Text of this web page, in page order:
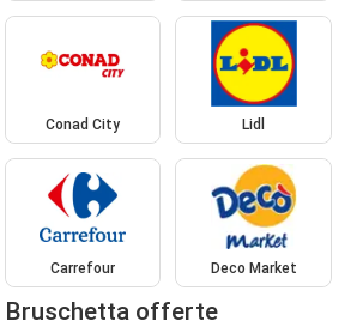
Conad City Lidl
Carrefour Deco Market
Bruschetta offerte